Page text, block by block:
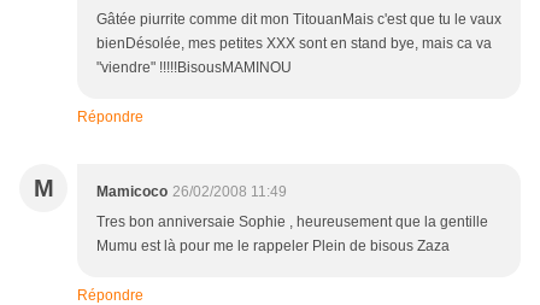
Gâtée piurrite comme dit mon TitouanMais c'est que tu le vaux
bienDésolée, mes petites XXX sont en stand bye, mais ca va
"viendre" !!!!!BisousMAMINOU
Répondre
M Mamicoco 26/02/2008 11:49
Tres bon anniversaie Sophie , heureusement que la gentille
Mumu est là pour me le rappeler Plein de bisous Zaza
Répondre